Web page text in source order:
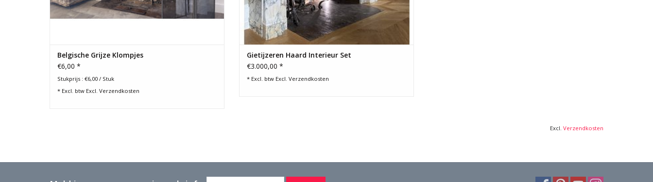
Belgische Grijze Klompjes
€6,00 *
Stukprijs : €6,00 / Stuk
* Excl. btw Excl. Verzendkosten
Gietijzeren Haard Interieur Set
€3.000,00 *
* Excl. btw Excl. Verzendkosten
Excl. Verzendkosten